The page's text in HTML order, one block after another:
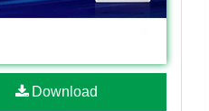
Download